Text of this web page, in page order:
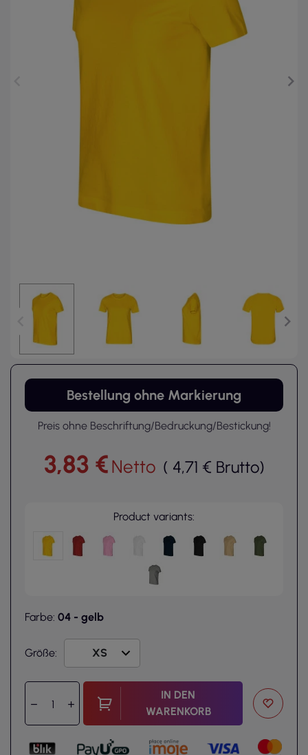
Bestellung ohne Markierung
Preis ohne Beschriftung/Bedruckung/Bestickung!
3,83 €Netto ( 4,71 € Brutto)
Product variants:
Farbe: 04 - gelb
Größe:
IN DEN
WARENKORB